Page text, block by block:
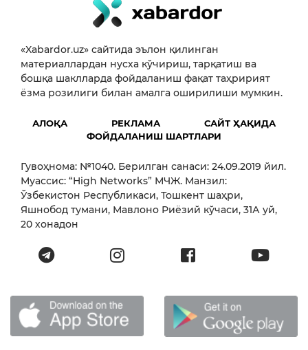
«Xabardor.uz» сайтида эълон қилинган
материаллардан нусха кўчириш, тарқатиш ва
бошқа шаклларда фойдаланиш фақат таҳририят
ёзма розилиги билан амалга оширилиши мумкин.
АЛОҚА РЕКЛАМА
САЙТ ҲАҚИДА
ФОЙДАЛАНИШ ШАРТЛАРИ
Гувоҳнома: №1040. Берилган санаси: 24.09.2019 йил.
Муассис: “High Networks” МЧЖ. Манзил:
Ўзбекистон Республикаси, Тошкент шаҳри,
Яшнобод тумани, Мавлоно Риёзий кўчаси, 31А уй,
20 хонадон